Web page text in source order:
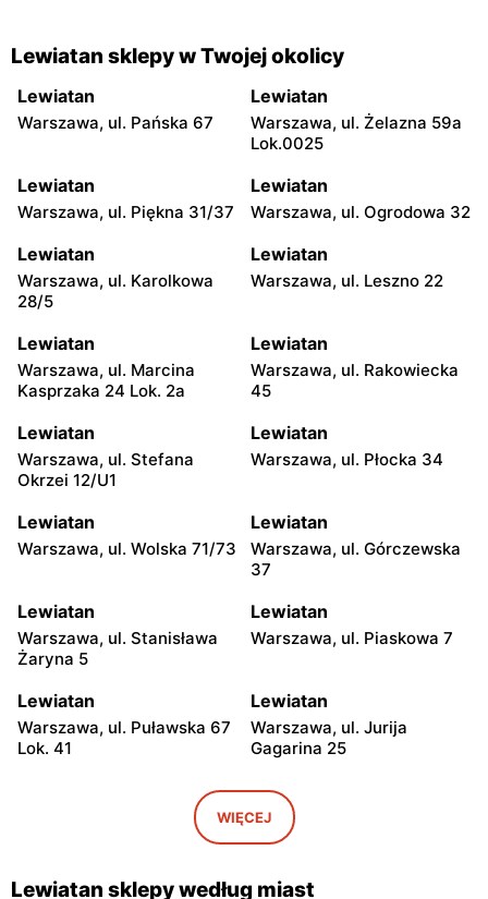
Lewiatan sklepy w Twojej okolicy
Lewiatan
Warszawa, ul. Pańska 67
Lewiatan
Warszawa, ul. Żelazna 59a
Lok.0025
Lewiatan
Warszawa, ul. Piękna 31/37
Lewiatan
Warszawa, ul. Ogrodowa 32
Lewiatan
Warszawa, ul. Karolkowa
28/5
Lewiatan
Warszawa, ul. Leszno 22
Lewiatan
Warszawa, ul. Marcina
Kasprzaka 24 Lok. 2a
Lewiatan
Warszawa, ul. Rakowiecka
45
Lewiatan
Warszawa, ul. Stefana
Okrzei 12/U1
Lewiatan
Warszawa, ul. Płocka 34
Lewiatan
Warszawa, ul. Wolska 71/73
Lewiatan
Warszawa, ul. Górczewska
37
Lewiatan
Warszawa, ul. Stanisława
Żaryna 5
Lewiatan
Warszawa, ul. Piaskowa 7
Lewiatan
Warszawa, ul. Puławska 67
Lok. 41
Lewiatan
Warszawa, ul. Jurija
Gagarina 25
Warszawa, ul. Egipska 4
Lewiatan
Warszawa, ul. Elbląska 37
Warszawa, ul. Erazma
Warszawa, ul.
WIĘCEJ
Lewiatan sklepy według miast